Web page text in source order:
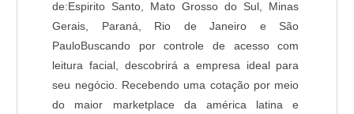
de:Espirito Santo, Mato Grosso do Sul, Minas
Gerais, Paraná, Rio de Janeiro e São
PauloBuscando por controle de acesso com
leitura facial, descobrirá a empresa ideal para
seu negócio. Recebendo uma cotação por meio
do maior marketplace da américa latina e